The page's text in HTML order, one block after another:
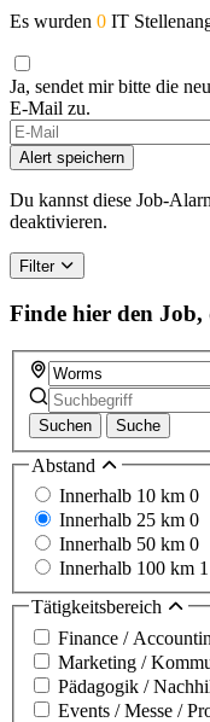
Es wurden 0 IT
Ja, sendet mir bitte die
E-Mail zu.
Alert speichern
Du kannst diese Job-
deaktivieren.
Filter
Finde hier den Job,
Suchen Suche
Abstand
Innerhalb 10 km 0
Innerhalb 25 km 0
Innerhalb 50 km 0
Innerhalb 100 km 1
Tätigkeitsbereich
Finance /
Marketing /
Pädagogik /
Events / Messe /